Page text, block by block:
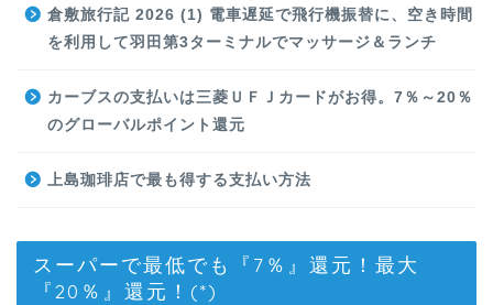
倉敷旅行記 2026 (1) 電車遅延で飛行機振替に、空き時間
を利用して羽田第3ターミナルでマッサージ＆ランチ
カーブスの支払いは三菱ＵＦＪカードがお得。7％～20％
のグローバルポイント還元
上島珈琲店で最も得する支払い方法
スーパーで最低でも『7％』還元！最大
『20％』還元！(*)